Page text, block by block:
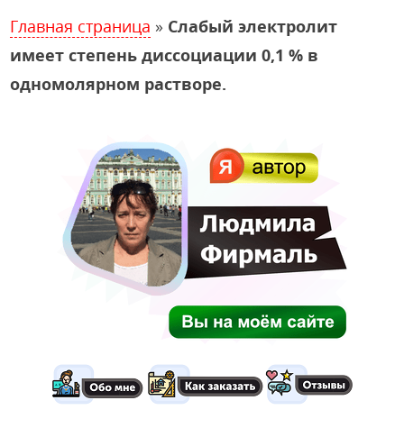
Главная страница » Слабый электролит
имеет степень диссоциации 0,1 % в
одномолярном растворе.